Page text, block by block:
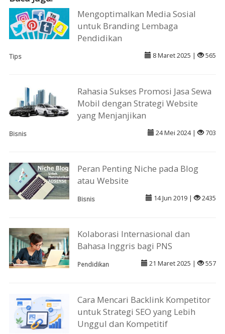
Mengoptimalkan Media Sosial
untuk Branding Lembaga
Pendidikan
Tips 8 Maret 2025 | 565
Rahasia Sukses Promosi Jasa Sewa
Mobil dengan Strategi Website
yang Menjanjikan
Bisnis 24 Mei 2024 | 703
Peran Penting Niche pada Blog
atau Website
Bisnis 14 Jun 2019 | 2435
Kolaborasi Internasional dan
Bahasa Inggris bagi PNS
Pendidikan 21 Maret 2025 | 557
Cara Mencari Backlink Kompetitor
untuk Strategi SEO yang Lebih
Unggul dan Kompetitif